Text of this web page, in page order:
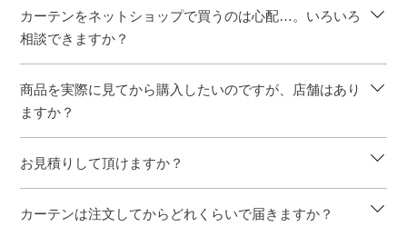
カーテンをネットショップで買うのは心配…。いろいろ
相談できますか？
商品を実際に見てから購入したいのですが、店舗はあり
ますか？
お見積りして頂けますか？
カーテンは注文してからどれくらいで届きますか？